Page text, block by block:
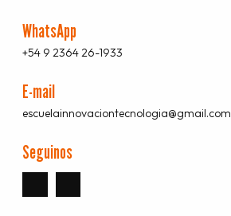
WhatsApp
+54 9 2364 26-1933
E-mail
escuelainnovaciontecnologia@gmail.com
Seguinos